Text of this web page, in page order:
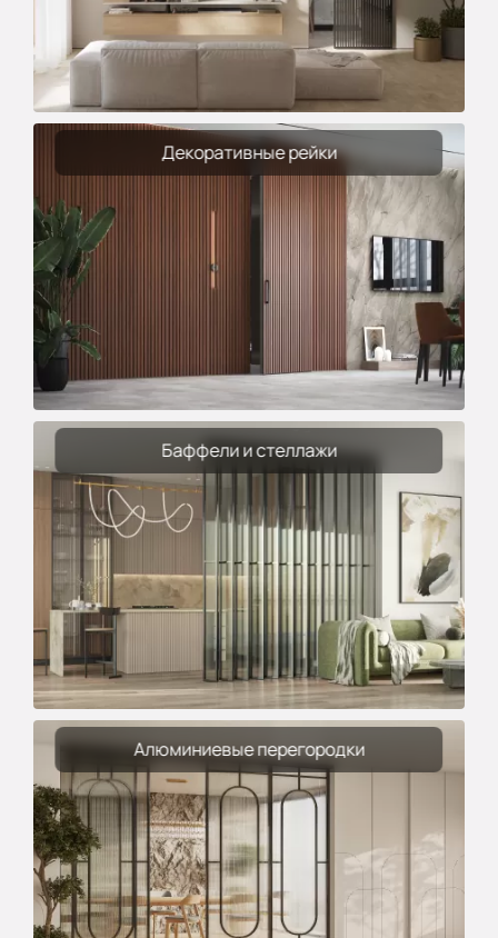
Декоративные рейки
Баффели и стеллажи
Алюминиевые перегородки